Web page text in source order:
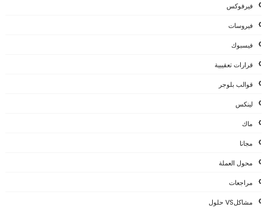
فيرفوكس
فيروسات
فيسبوك
قرارات تعقيبية
قوالب بلوجر
لينكس
ماك
مجانا
محول العملة
مراجعات
مشاكلVS حلول